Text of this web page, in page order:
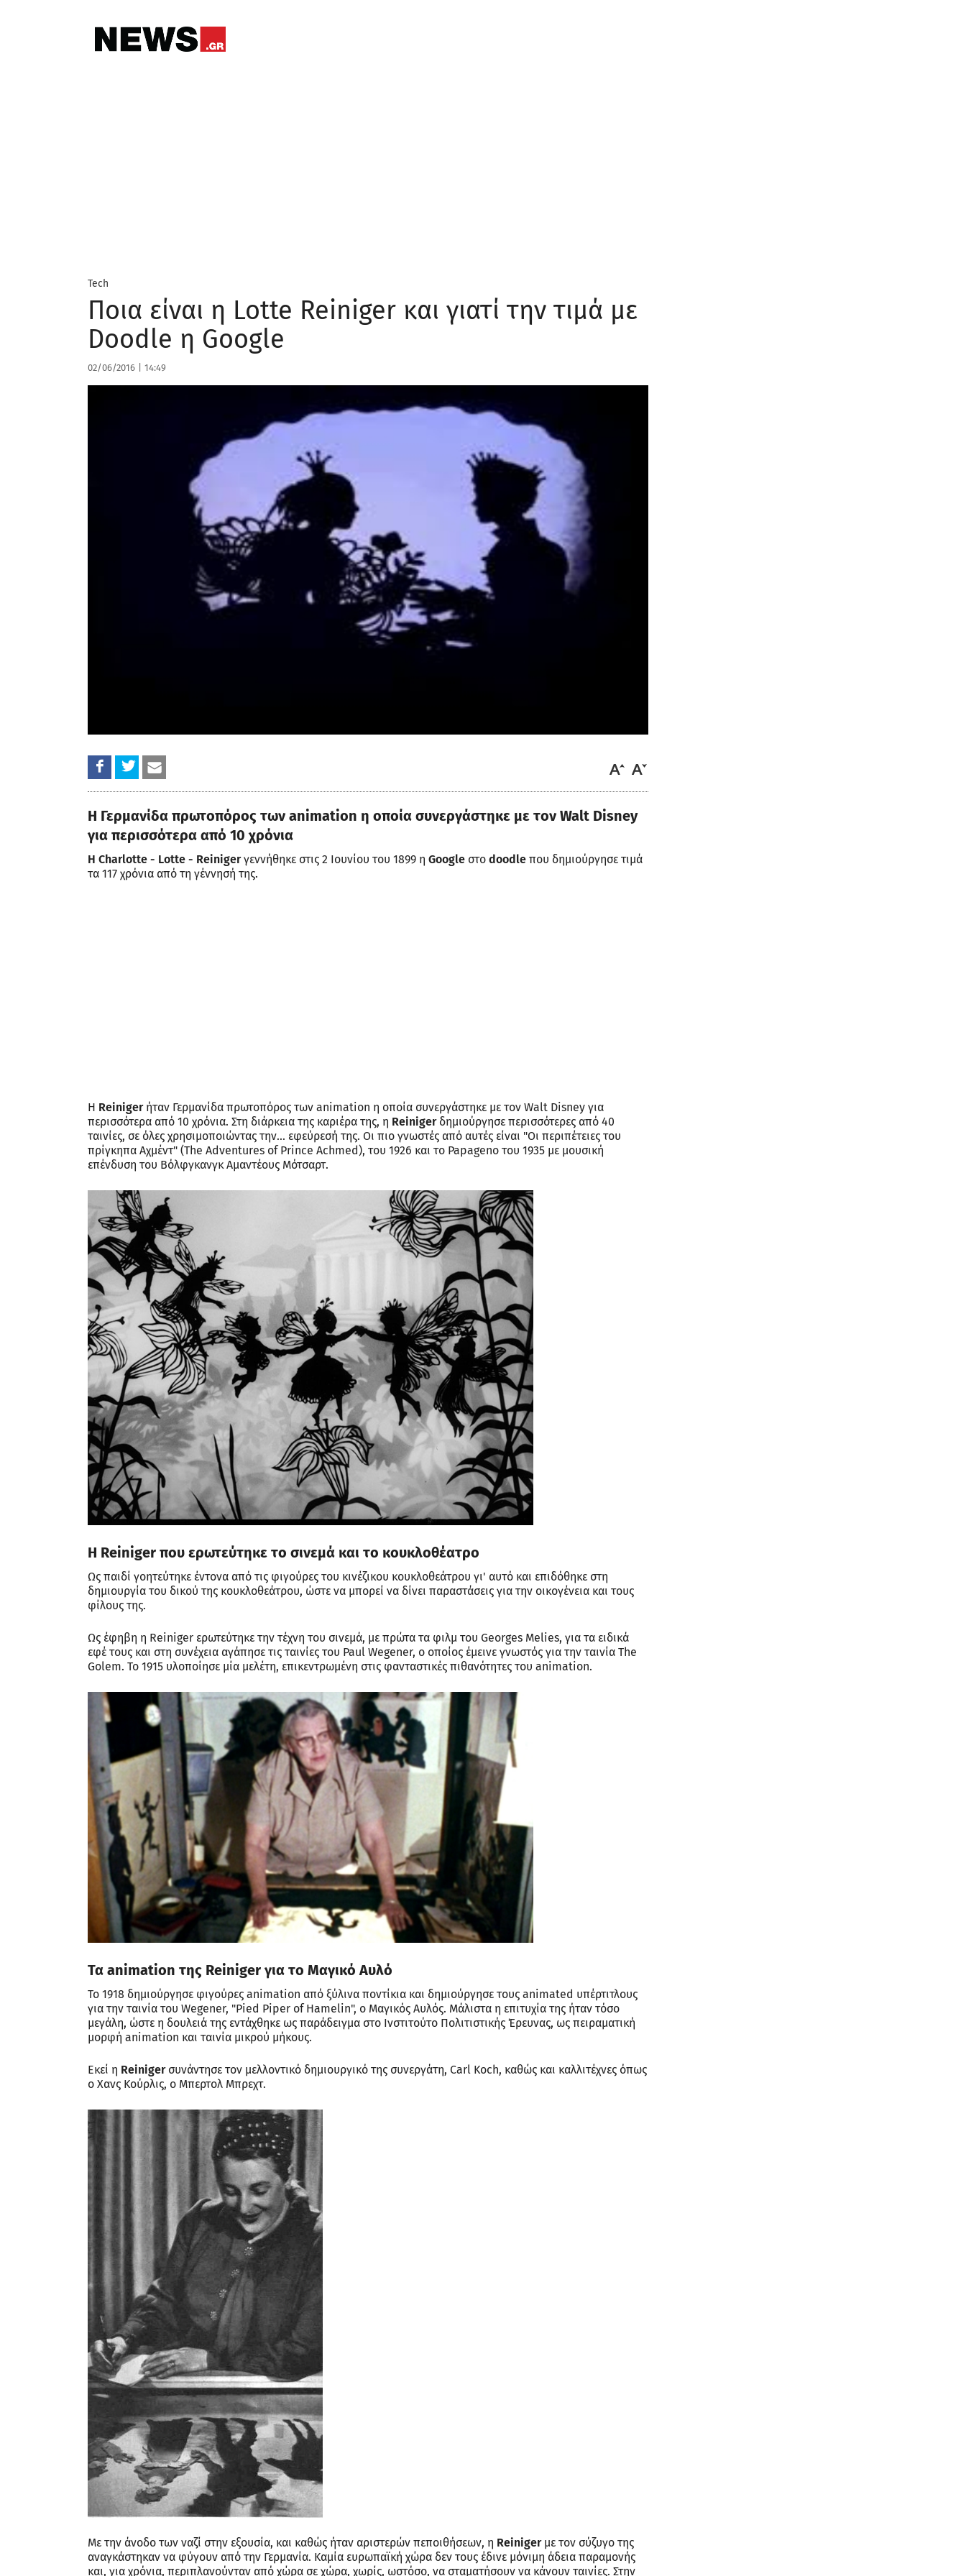
Tech
Ποια είναι η Lotte Reiniger και γιατί την τιμά με
Doodle η Google
02/06/2016 14:49
Η Γερμανίδα πρωτοπόρος των animation η οποία συνεργάστηκε με τον Walt Disney
για περισσότερα από 10 χρόνια
Η Charlotte - Lotte - Reinigerγεννήθηκε στις 2 Ιουνίου του 1899 η Google στο doodle που δημιούργησε τιμά
τα 117 χρόνια από τη γέννησή της.
H Reinigerήταν Γερμανίδα πρωτοπόρος των animation η οποία συνεργάστηκε με τον Walt Disney για
περισσότερα από 10 χρόνια. Στη διάρκεια της καριέρα της, η Reinigerδημιούργησε περισσότερες από 40
ταινίες, σε όλες χρησιμοποιώντας την... εφεύρεσή της. Οι πιο γνωστές από αυτές είναι "Οι περιπέτειες του
πρίγκηπα Αχμέντ" (The Adventures of Prince Achmed), του 1926 και το Papageno του 1935 με μουσική
επένδυση του Βόλφγκανγκ Αμαντέους Μότσαρτ.
Η Reiniger που ερωτεύτηκε το σινεμά και το κουκλοθέατρο
Ως παιδί γοητεύτηκε έντονα από τις φιγούρες του κινέζικου κουκλοθεάτρου γι' αυτό και επιδόθηκε στη
δημιουργία του δικού της κουκλοθεάτρου, ώστε να μπορεί να δίνει παραστάσεις για την οικογένεια και τους
φίλους της.
Ως έφηβη η Reiniger ερωτεύτηκε την τέχνη του σινεμά, με πρώτα τα φιλμ του Georges Melies, για τα ειδικά
εφέ τους και στη συνέχεια αγάπησε τις ταινίες του Paul Wegener, ο οποίος έμεινε γνωστός για την ταινία The
Golem. To 1915 υλοποίησε μία μελέτη, επικεντρωμένη στις φανταστικές πιθανότητες του animation.
Τα animation της Reiniger για το Μαγικό Αυλό
To 1918 δημιούργησε φιγούρες animation από ξύλινα ποντίκια και δημιούργησε τους animated υπέρτιτλους
για την ταινία του Wegener, "Pied Piper of Hamelin", ο Μαγικός Αυλός. Μάλιστα η επιτυχία της ήταν τόσο
μεγάλη, ώστε η δουλειά της εντάχθηκε ως παράδειγμα στο Ινστιτούτο Πολιτιστικής Έρευνας, ως πειραματική
μορφή animation και ταινία μικρού μήκους.
Εκεί η Reinigerσυνάντησε τον μελλοντικό δημιουργικό της συνεργάτη, Carl Koch, καθώς και καλλιτέχνες όπως
ο Χανς Κούρλις, ο Μπερτολ Μπρεχτ.
Με την άνοδο των ναζί στην εξουσία, και καθώς ήταν αριστερών πεποιθήσεων, η Reinigerμε τον σύζυγο της
αναγκάστηκαν να φύγουν από την Γερμανία. Καμία ευρωπαϊκή χώρα δεν τους έδινε μόνιμη άδεια παραμονής
και, για χρόνια, περιπλανούνταν από χώρα σε χώρα, χωρίς, ωστόσο, να σταματήσουν να κάνουν ταινίες. Στην